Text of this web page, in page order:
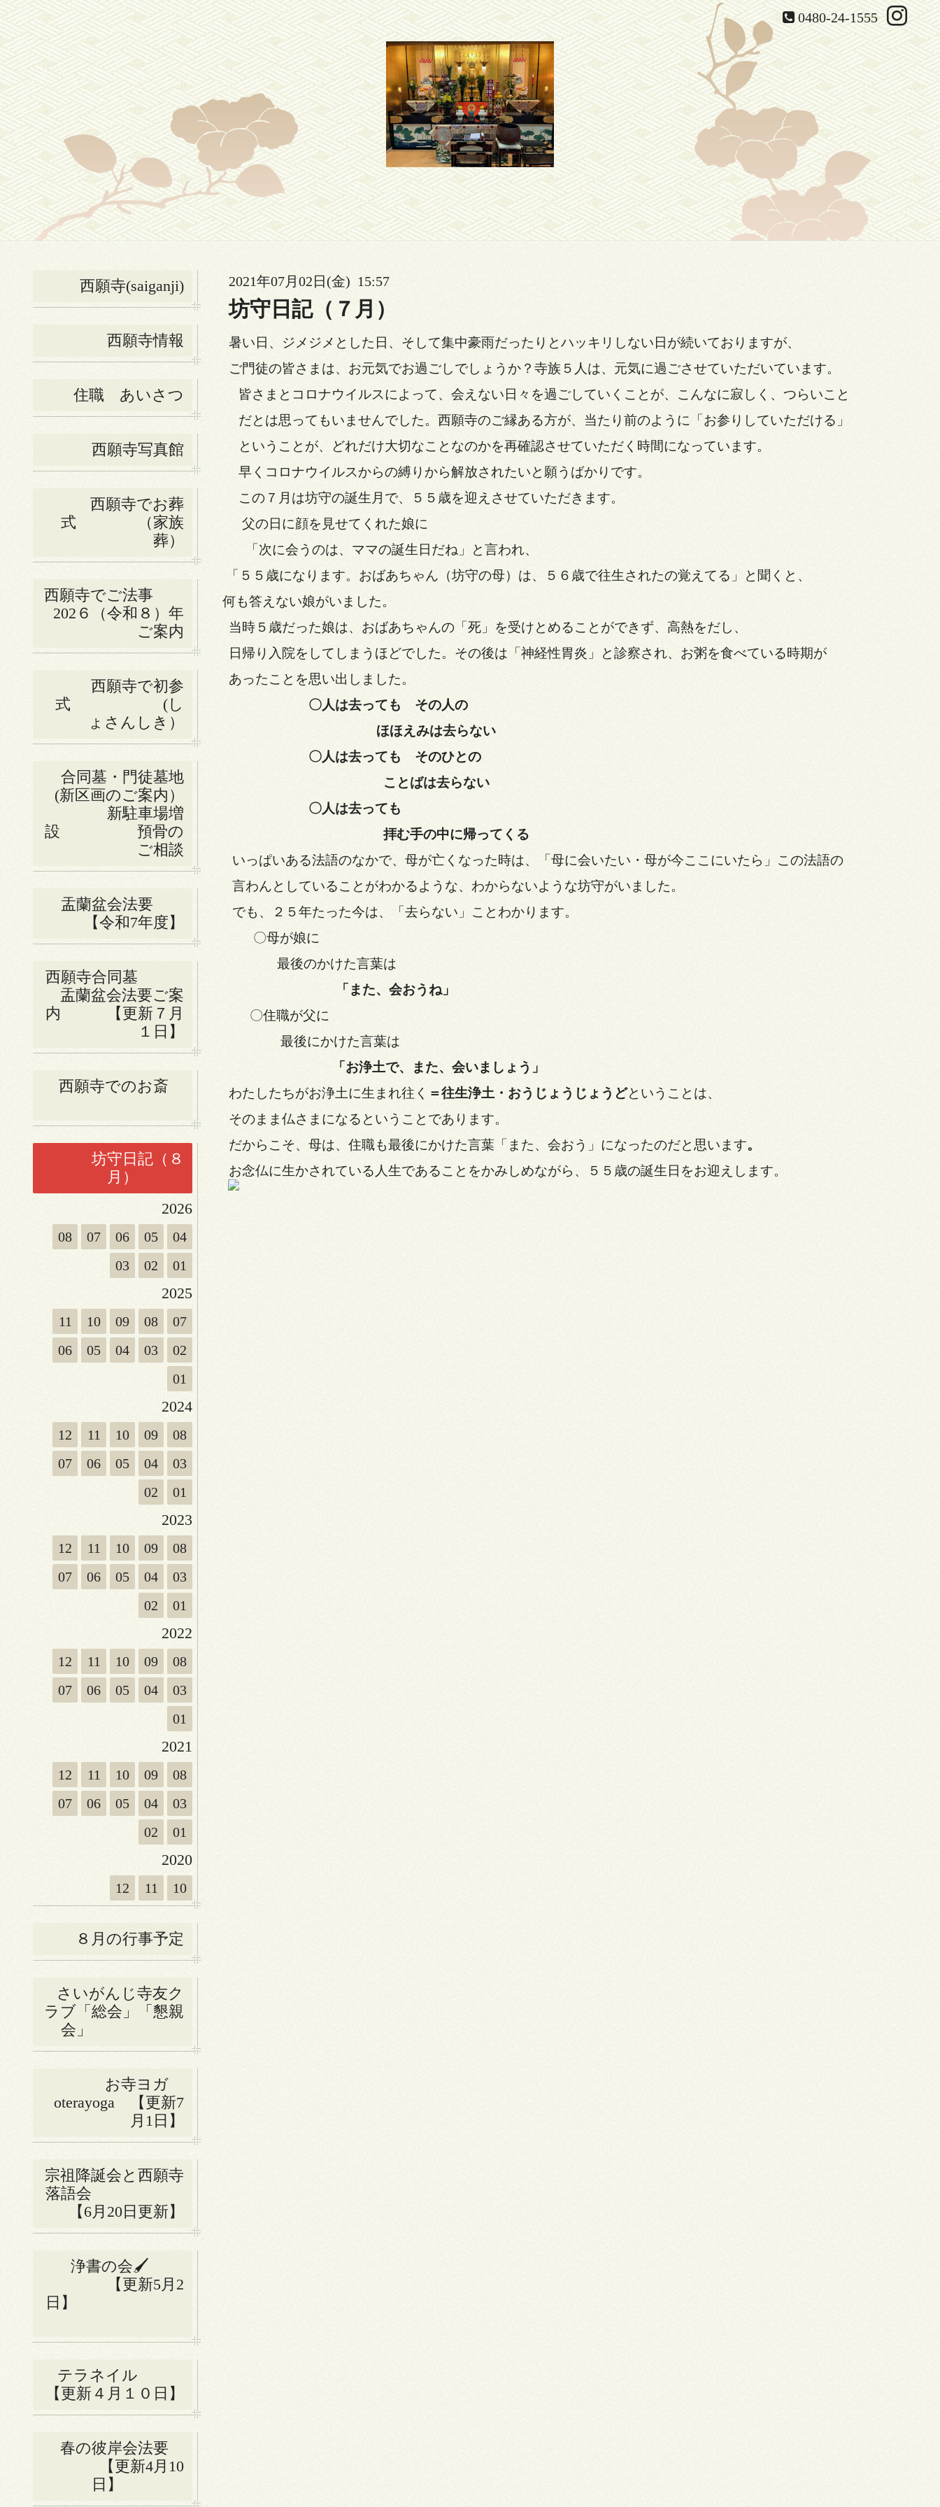
0480-24-1555
西願寺(saiganji)
西願寺情報
住職 あいさつ
西願寺写真館
西願寺でお葬
式 （家族
葬）
西願寺でご法事
202６（令和８）年
ご案内
西願寺で初参
式 (し
ょさんしき）
合同墓・門徒墓地
(新区画のご案内）
新駐車場増
設 預骨の
ご相談
盂蘭盆会法要
【令和7年度】
西願寺合同墓
盂蘭盆会法要ご案
内 【更新７月
１日】
西願寺でのお斎
坊守日記（８
月）
2026
08 07 06 05
04
03
02 01
2025
11 10 09 08
07
06
05 04 03
02
01
2024
12 11 10 09
08
07
06 05 04
03
02
01
2023
12 11 10 09
08
07
06 05 04
03
02
01
2022
12 11 10 09
08
07
06 05 04
03
01
2021
12 11 10 09
08
07
06 05 04
03
02
01
2020
12 11 10
８月の行事予定
さいがんじ寺友ク
ラブ「総会」「懇親
会」
お寺ヨガ
oterayoga 【更新7
月1日】
宗祖降誕会と西願寺
落語会
【6月20日更新】
浄書の会🖌
【更新5月2
日】
テラネイル
【更新４月１０日】
春の彼岸会法要
【更新4月10
日】
2021年07月02日(金) 15:57
坊守日記（７月）
暑い日、ジメジメとした日、そして集中豪雨だったりとハッキリしない日が続いておりますが、
ご門徒の皆さまは、お元気でお過ごしでしょうか？寺族５人は、元気に過ごさせていただいています。
皆さまとコロナウイルスによって、会えない日々を過ごしていくことが、こんなに寂しく、つらいこと
だとは思ってもいませんでした。西願寺のご縁ある方が、当たり前のように「お参りしていただける」
ということが、どれだけ大切なことなのかを再確認させていただく時間になっています。
早くコロナウイルスからの縛りから解放されたいと願うばかりです。
この７月は坊守の誕生月で、５５歳を迎えさせていただきます。
父の日に顔を見せてくれた娘に
「次に会うのは、ママの誕生日だね」と言われ、
「５５歳になります。おばあちゃん（坊守の母）は、５６歳で往生されたの覚えてる」と聞くと、
何も答えない娘がいました。
当時５歳だった娘は、おばあちゃんの「死」を受けとめることができず、高熱をだし、
日帰り入院をしてしまうほどでした。その後は「神経性胃炎」と診察され、お粥を食べている時期が
あったことを思い出しました。
〇人は去っても その人の
ほほえみは去らない
〇人は去っても そのひとの
ことばは去らない
〇人は去っても
拝む手の中に帰ってくる
いっぱいある法語のなかで、母が亡くなった時は、「母に会いたい・母が今ここにいたら」この法語の
言わんとしていることがわかるような、わからないような坊守がいました。
でも、２５年たった今は、「去らない」ことわかります。
〇母が娘に
最後のかけた言葉は
「また、会おうね」
〇住職が父に
最後にかけた言葉は
「お浄土で、また、会いましょう」
わたしたちがお浄土に生まれ往く ＝往生浄土・おうじょうじょうどということは、
そのまま仏さまになるということであります。
だからこそ、母は、住職も最後にかけた言葉「また、会おう」になったのだと思います。
お念仏に生かされている人生であることをかみしめながら、５５歳の誕生日をお迎えします。